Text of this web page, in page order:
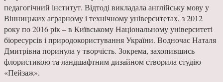
педагогічний інститут. Відтоді викладала англійську мову у
Вінницьких аграрному і технічному університетах, з 2012
року по 2016 рік – в Київському Національному університеті
біоресурсів і природокористування України. Водночас Наталя
Дмитрівна поринула у творчість. Зокрема, захопившись
флористикою та ландшафтним дизайном створила студію
«Пейзаж».